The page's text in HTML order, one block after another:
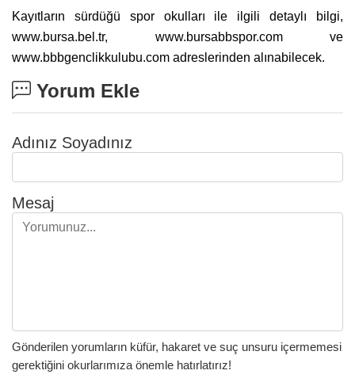
Kayıtların sürdüğü spor okulları ile ilgili detaylı bilgi,
www.bursa.bel.tr, www.bursabbspor.com ve
www.bbbgenclikkulubu.com adreslerinden alınabilecek.
Yorum Ekle
Adınız Soyadınız
Mesaj
Gönderilen yorumların küfür, hakaret ve suç unsuru içermemesi
gerektiğini okurlarımıza önemle hatırlatırız!